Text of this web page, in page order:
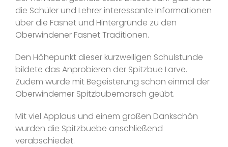
die Schüler und Lehrer interessante Informationen
über die Fasnet und Hintergründe zu den
Oberwindener Fasnet Traditionen.
Den Höhepunkt dieser kurzweiligen Schulstunde
bildete das Anprobieren der Spitzbue Larve.
Zudem wurde mit Begeisterung schon einmal der
Oberwindemer Spitzbubemarsch geübt.
Mit viel Applaus und einem großen Dankschön
wurden die Spitzbuebe anschließend
verabschiedet.